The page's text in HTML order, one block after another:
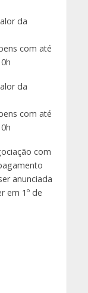
da
com até
da
com até
com
anunciada
em 1º de